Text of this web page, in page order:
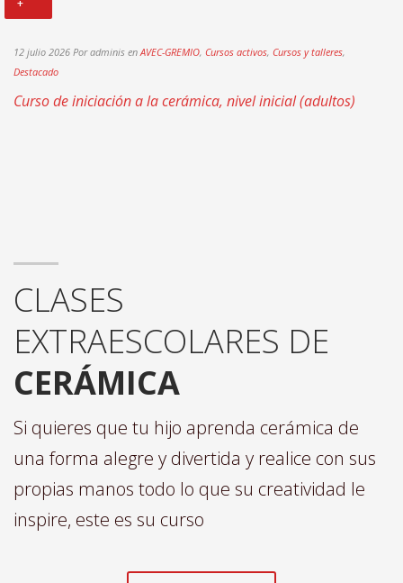
12 julio 2026 Por adminis en AVEC-GREMIO, Cursos activos, Cursos y talleres,
Destacado
Curso de iniciación a la cerámica, nivel inicial (adultos)
CLASES
EXTRAESCOLARES DE
CERÁMICA
Si quieres que tu hijo aprenda cerámica de
una forma alegre y divertida y realice con sus
propias manos todo lo que su creatividad le
inspire, este es su curso